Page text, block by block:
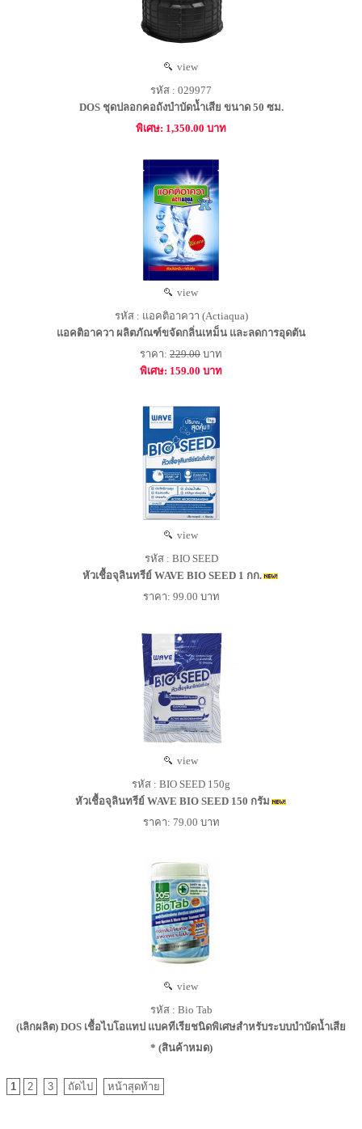
view
รหัส : 029977
DOS ชุดปลอกคอถังบำบัดน้ำเสีย ขนาด 50 ซม.
พิเศษ: 1,350.00 บาท
view
รหัส : แอคติอาควา (Actiaqua)
แอคติอาควา ผลิตภัณฑ์ขจัดกลิ่นเหม็น และลดการอุดตัน
ราคา: 229.00 บาท
พิเศษ: 159.00 บาท
view
รหัส : BIO SEED
หัวเชื้อจุลินทรีย์ WAVE BIO SEED 1 กก.
ราคา: 99.00 บาท
view
รหัส : BIO SEED 150g
หัวเชื้อจุลินทรีย์ WAVE BIO SEED 150 กรัม
ราคา: 79.00 บาท
view
รหัส : Bio Tab
(เลิกผลิต) DOS เชื้อไบโอแทป แบคทีเรียชนิดพิเศษสำหรับระบบบำบัดน้ำเสีย
* (สินค้าหมด)
1 2 3 ถัดไป หน้าสุดท้าย